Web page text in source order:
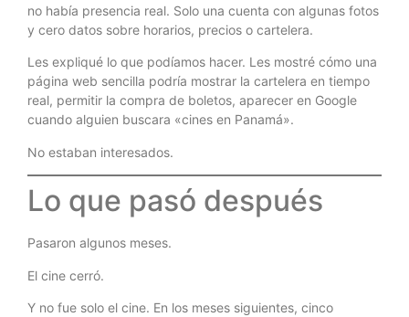
no había presencia real. Solo una cuenta con algunas fotos
y cero datos sobre horarios, precios o cartelera.
Les expliqué lo que podíamos hacer. Les mostré cómo una
página web sencilla podría mostrar la cartelera en tiempo
real, permitir la compra de boletos, aparecer en Google
cuando alguien buscara «cines en Panamá».
No estaban interesados.
Lo que pasó después
Pasaron algunos meses.
El cine cerró.
Y no fue solo el cine. En los meses siguientes, cinco